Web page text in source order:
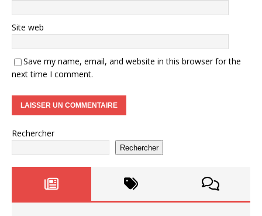
Site web
Save my name, email, and website in this browser for the
next time I comment.
Rechercher
Rechercher